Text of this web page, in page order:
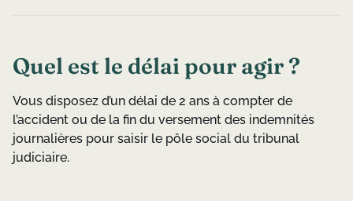
Quel est le délai pour agir ?
Vous disposez d’un délai de 2 ans à compter de
l’accident ou de la fin du versement des indemnités
journalières pour saisir le pôle social du tribunal
judiciaire.